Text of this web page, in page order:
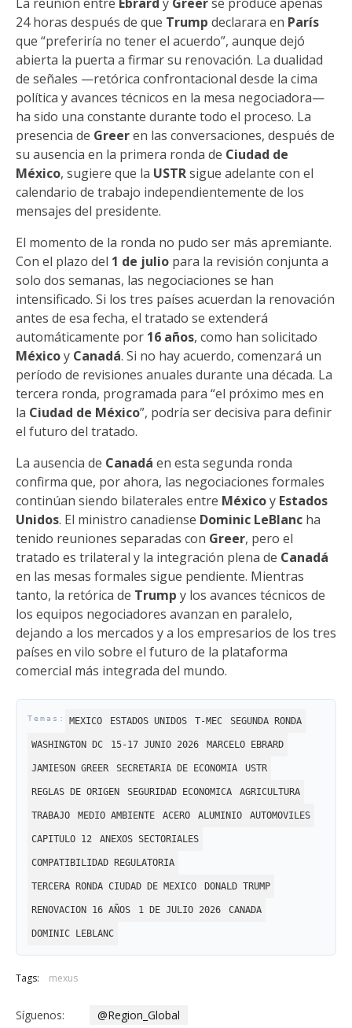
24 horas después de que Trump declarara en París
que “preferiría no tener el acuerdo”, aunque dejó
abierta la puerta a firmar su renovación. La dualidad
de señales —retórica confrontacional desde la cima
política y avances técnicos en la mesa negociadora—
ha sido una constante durante todo el proceso. La
presencia de Greeren las conversaciones, después de
su ausencia en la primera ronda de Ciudad de
México, sugiere que la USTRsigue adelante con el
calendario de trabajo independientemente de los
mensajes del presidente.
El momento de la ronda no pudo ser más apremiante.
Con el plazo del 1 de julio para la revisión conjunta a
solo dos semanas, las negociaciones se han
intensificado. Si los tres países acuerdan la renovación
antes de esa fecha, el tratado se extenderá
automáticamente por 16 años, como han solicitado
Méxicoy Canadá. Si no hay acuerdo, comenzará un
período de revisiones anuales durante una década. La
tercera ronda, programada para “el próximo mes en
la Ciudad de México”, podría ser decisiva para definir
el futuro del tratado.
La ausencia de Canadá en esta segunda ronda
confirma que, por ahora, las negociaciones formales
continúan siendo bilaterales entre Méxicoy Estados
Unidos. El ministro canadiense Dominic LeBlanc ha
tenido reuniones separadas con Greer, pero el
tratado es trilateral y la integración plena de Canadá
en las mesas formales sigue pendiente. Mientras
tanto, la retórica de Trump y los avances técnicos de
los equipos negociadores avanzan en paralelo,
dejando a los mercados y a los empresarios de los tres
países en vilo sobre el futuro de la plataforma
comercial más integrada del mundo.
MEXICO ESTADOS UNIDOS T-MEC SEGUNDA RONDA
WASHINGTON DC 15-17 JUNIO 2026 MARCELO EBRARD
JAMIESON GREER SECRETARIA DE ECONOMIA USTR
REGLAS DE ORIGEN SEGURIDAD ECONOMICA AGRICULTURA
TRABAJO MEDIO AMBIENTE ACERO ALUMINIO AUTOMOVILES
CAPITULO 12 ANEXOS SECTORIALES
COMPATIBILIDAD REGULATORIA
TERCERA RONDA CIUDAD DE MEXICO DONALD TRUMP
RENOVACION 16 AÑOS 1 DE JULIO 2026 CANADA
DOMINIC LEBLANC
Tags: mexus
Síguenos: @Region_Global